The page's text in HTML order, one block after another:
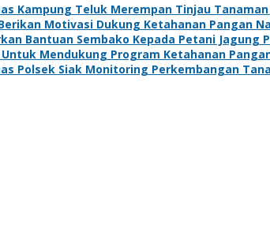
Kampung Teluk Merempan Tinjau
Motivasi Dukung Ketahanan Pangan
Bantuan Sembako Kepada Petani Jagung
Mendukung Program Ketahanan
Polsek Siak Monitoring Perkembangan